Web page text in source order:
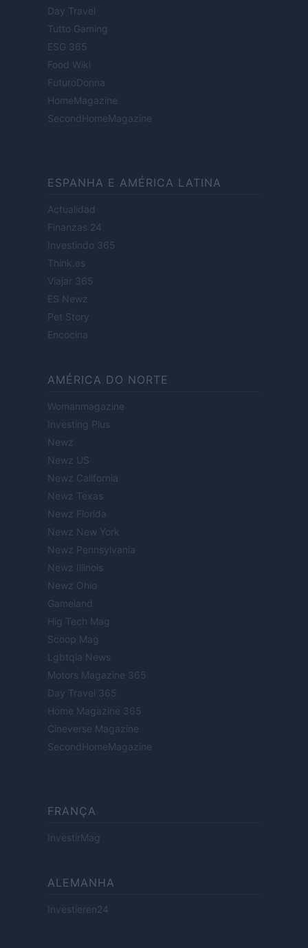
Day Travel
Tutto Gaming
ESG 365
Food Wiki
FuturoDonna
HomeMagazine
SecondHomeMagazine
ESPANHA E AMÉRICA LATINA
Actualidad
Finanzas 24
Investindo 365
Think.es
Viajar 365
ES Newz
Pet Story
Encocina
AMÉRICA DO NORTE
Womanmagazine
Investing Plus
Newz
Newz US
Newz California
Newz Texas
Newz Florida
Newz New York
Newz Pennsylvania
Newz Illinois
Newz Ohio
Gameland
Hig Tech Mag
Scoop Mag
Lgbtqia News
Motors Magazine 365
Day Travel 365
Home Magazine 365
Cineverse Magazine
SecondHomeMagazine
FRANÇA
InvestirMag
ALEMANHA
Investieren24